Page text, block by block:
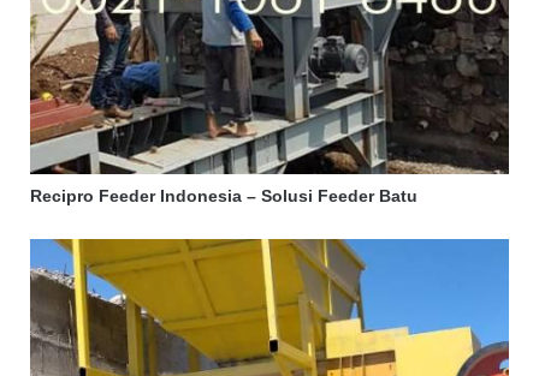
Recipro Feeder Indonesia – Solusi Feeder Batu